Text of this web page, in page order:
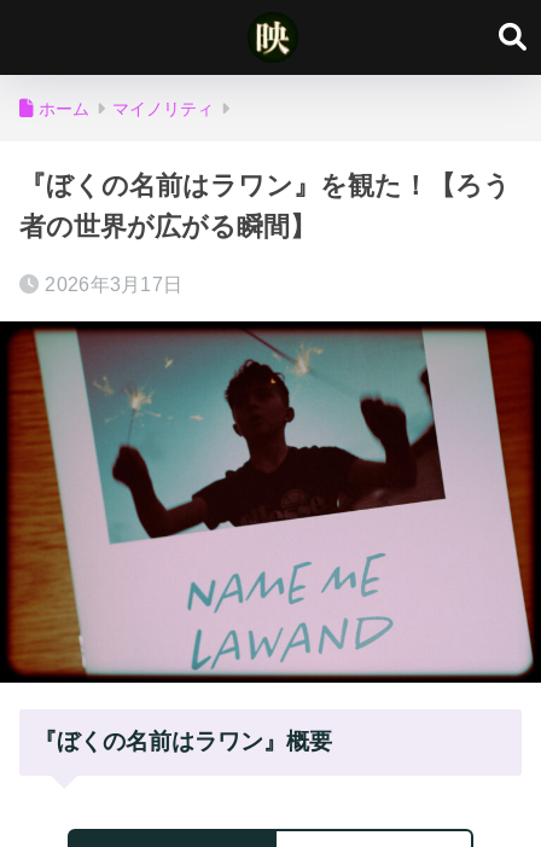
ホーム マイノリティ
『ぼくの名前はラワン』を観た！【ろう
者の世界が広がる瞬間】
2026年3月17日
『ぼくの名前はラワン』概要